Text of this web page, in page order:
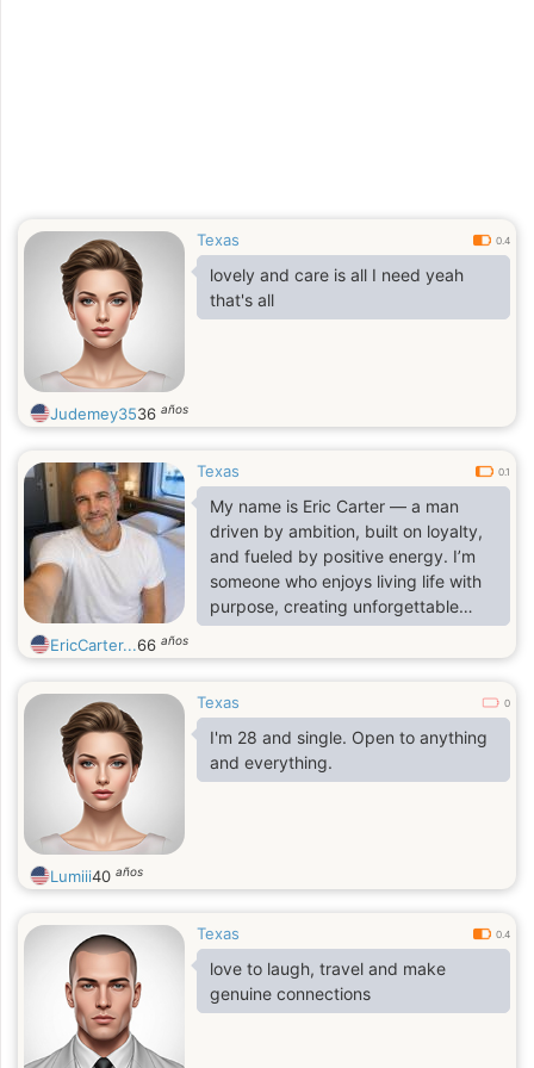
Texas 0.4
lovely and care is all I need yeah
that's all
Judemey3536 años
Texas 0.1
My name is Eric Carter — a man
driven by ambition, built on loyalty,
and fueled by positive energy. I’m
someone who enjoys living life with
purpose, creating unforgettable
memories, and embracing every
opportunity to grow, laugh, and
carry a calm confidence, a good
heart, and a mindset that believes
genuine connections still exist in this
world.
EricCarter...66 años
Texas 0
I'm 28 and single. Open to anything
and everything.
Lumiii40 años
Texas 0.4
love to laugh, travel and make
genuine connections